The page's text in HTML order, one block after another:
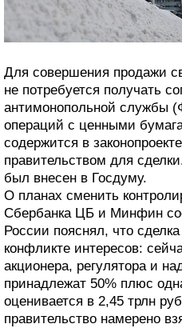
Для совершения продажи
не потребуется получать
антимонопольной службы
операций с ценными
содержится в
правительством для
был внесен в Госдуму.
О планах сменить
Сбербанка ЦБ и Минфин
России пояснял, что
конфликте интересов:
акционера, регулятора и
принадлежат 50% плюс
оценивается в 2,45 трлн
правительство намерено